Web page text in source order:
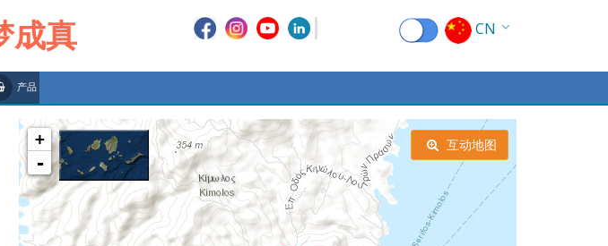
成真 CN
EN
EL
FR
DE
产品
+
-
互动地图